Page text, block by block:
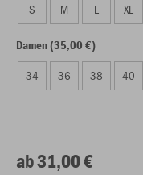
S M L XL
Damen (35,00 €)
34 36 38 40
ab 31,00 €